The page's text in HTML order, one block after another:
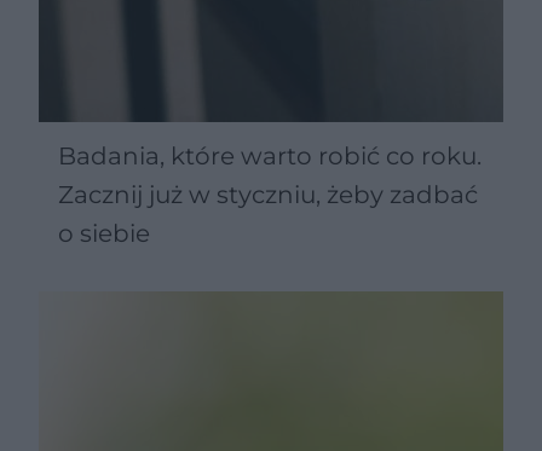
Badania, które warto robić co roku.
Zacznij już w styczniu, żeby zadbać
o siebie